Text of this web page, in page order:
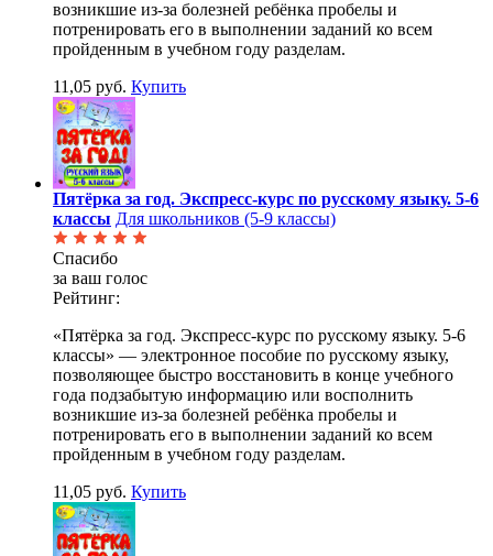
возникшие из-за болезней ребёнка пробелы и
потренировать его в выполнении заданий ко всем
пройденным в учебном году разделам.
11,05 руб. Купить
Пятёрка за год. Экспресс-курс по русскому языку. 5-6
классы Для школьников (5-9 классы)
Спасибо
за ваш голос
Рейтинг:
«Пятёрка за год. Экспресс-курс по русскому языку. 5-6
классы» — электронное пособие по русскому языку,
позволяющее быстро восстановить в конце учебного
года подзабытую информацию или восполнить
возникшие из-за болезней ребёнка пробелы и
потренировать его в выполнении заданий ко всем
пройденным в учебном году разделам.
11,05 руб. Купить